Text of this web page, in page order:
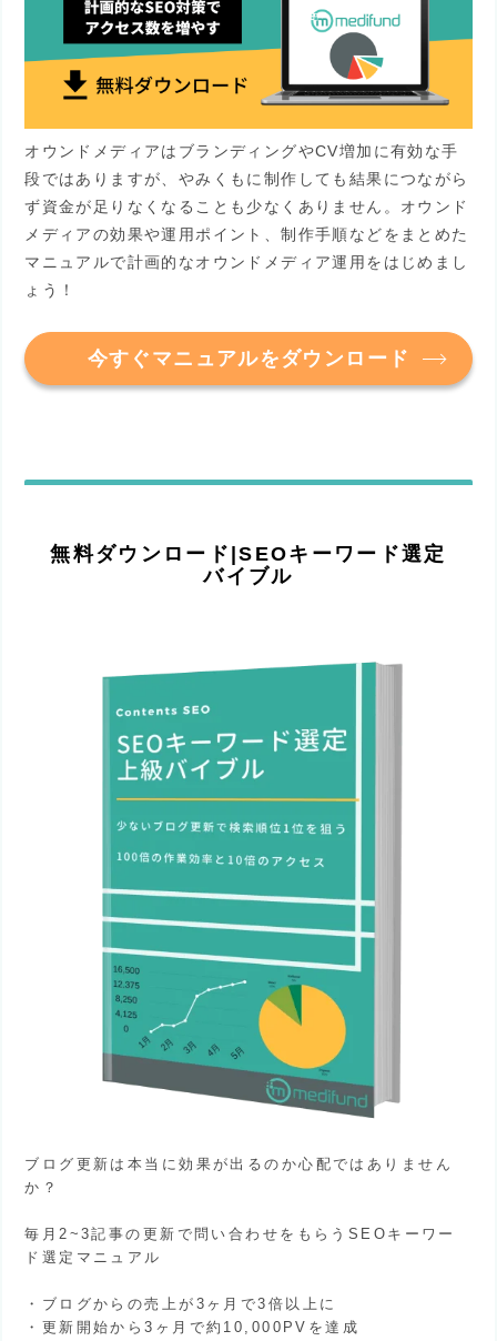
オウンドメディアはブランディングやCV増加に有効な手
段ではありますが、やみくもに制作しても結果につながら
ず資金が足りなくなることも少なくありません。オウンド
メディアの効果や運用ポイント、制作手順などをまとめた
マニュアルで計画的なオウンドメディア運用をはじめまし
ょう！
今すぐマニュアルをダウンロード
無料ダウンロード|SEOキーワード選定
バイブル
ブログ更新は本当に効果が出るのか心配ではありません
か？
毎月2~3記事の更新で問い合わせをもらうSEOキーワー
ド選定マニュアル
・ブログからの売上が3ヶ月で3倍以上に
・更新開始から3ヶ月で約10,000PVを達成